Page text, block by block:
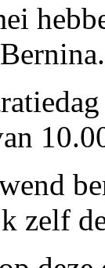
zelf